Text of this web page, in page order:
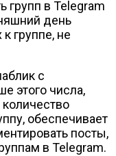
групп в Telegram
день
группе, не
с
этого числа,
обеспечивает
посты,
в Telegram.